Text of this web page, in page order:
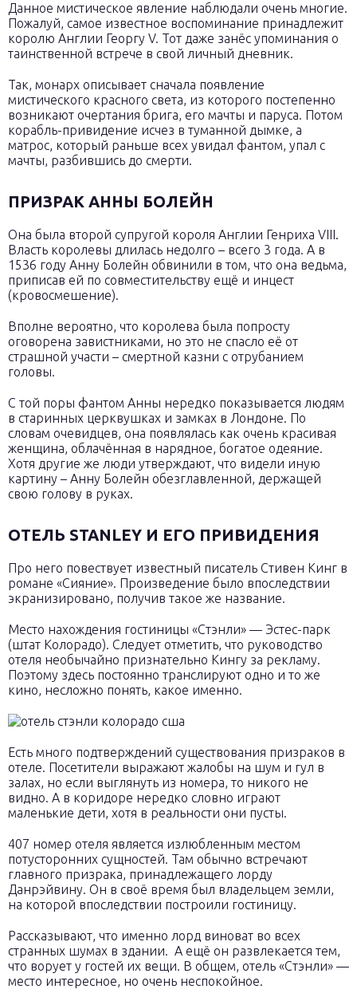
Данное мистическое явление наблюдали очень многие.
Пожалуй, самое известное воспоминание принадлежит
королю Англии Георгу V. Тот даже занёс упоминания о
таинственной встрече в свой личный дневник.
Так, монарх описывает сначала появление
мистического красного света, из которого постепенно
возникают очертания брига, его мачты и паруса. Потом
корабль-привидение исчез в туманной дымке, а
матрос, который раньше всех увидал фантом, упал с
мачты, разбившись до смерти.
ПРИЗРАК АННЫ БОЛЕЙН
Она была второй супругой короля Англии Генриха VIII.
Власть королевы длилась недолго – всего 3 года. А в
1536 году Анну Болейн обвинили в том, что она ведьма,
приписав ей по совместительству ещё и инцест
(кровосмешение).
Вполне вероятно, что королева была попросту
оговорена завистниками, но это не спасло её от
страшной участи – смертной казни с отрубанием
головы.
С той поры фантом Анны нередко показывается людям
в старинных церквушках и замках в Лондоне. По
словам очевидцев, она появлялась как очень красивая
женщина, облачённая в нарядное, богатое одеяние.
Хотя другие же люди утверждают, что видели иную
картину – Анну Болейн обезглавленной, держащей
свою голову в руках.
ОТЕЛЬ STANLEY И ЕГО ПРИВИДЕНИЯ
Про него повествует известный писатель Стивен Кинг в
романе «Сияние». Произведение было впоследствии
экранизировано, получив такое же название.
Место нахождения гостиницы «Стэнли» — Эстес-парк
(штат Колорадо). Следует отметить, что руководство
отеля необычайно признательно Кингу за рекламу.
Поэтому здесь постоянно транслируют одно и то же
кино, несложно понять, какое именно.
Есть много подтверждений существования призраков в
отеле. Посетители выражают жалобы на шум и гул в
залах, но если выглянуть из номера, то никого не
видно. А в коридоре нередко словно играют
маленькие дети, хотя в реальности они пусты.
407 номер отеля является излюбленным местом
потусторонних сущностей. Там обычно встречают
главного призрака, принадлежащего лорду
Данрэйвину. Он в своё время был владельцем земли,
на которой впоследствии построили гостиницу.
Рассказывают, что именно лорд виноват во всех
странных шумах в здании. А ещё он развлекается тем,
что ворует у гостей их вещи. В общем, отель «Стэнли» —
место интересное, но очень неспокойное.